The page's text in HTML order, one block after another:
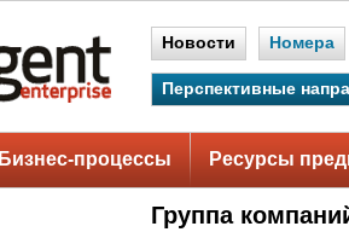
Новости Номера
Перспективные
Бизнес-процессы Ресурсы
Группа